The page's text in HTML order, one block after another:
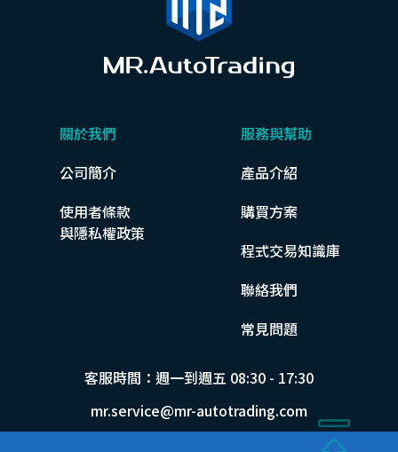
關於我們
公司簡介
使用者條款
與隱私權政策
服務與幫助
產品介紹
購買方案
程式交易知識庫
聯絡我們
常見問題
客服時間：週一到週五 08:30 - 17:30
mr.service@mr-autotrading.com